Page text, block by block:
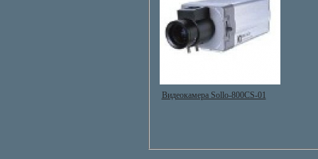
Видеокамера Sollo-800CS-01